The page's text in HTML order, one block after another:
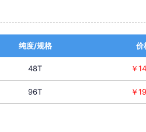
纯度/规格 价
48T ￥
96T ￥